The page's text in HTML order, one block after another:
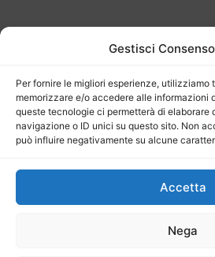
Gestisci
Per fornire le migliori esperienze,
memorizzare e/o accedere alle informazioni
queste tecnologie ci permetterà di elaborare
navigazione o ID unici su questo sito. Non
può influire negativamente su alcune
Accetta
Nega